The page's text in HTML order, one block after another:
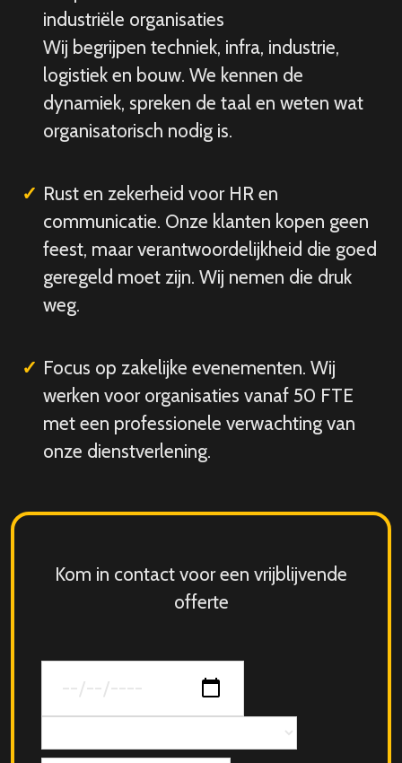
industriële organisaties
Wij begrijpen techniek, infra, industrie,
logistiek en bouw. We kennen de
dynamiek, spreken de taal en weten wat
organisatorisch nodig is.
Rust en zekerheid voor HR en
communicatie. Onze klanten kopen geen
feest, maar verantwoordelijkheid die goed
geregeld moet zijn. Wij nemen die druk
weg.
Focus op zakelijke evenementen. Wij
werken voor organisaties vanaf 50 FTE
met een professionele verwachting van
onze dienstverlening.
Kom in contact voor een vrijblijvende
offerte
van
jouw